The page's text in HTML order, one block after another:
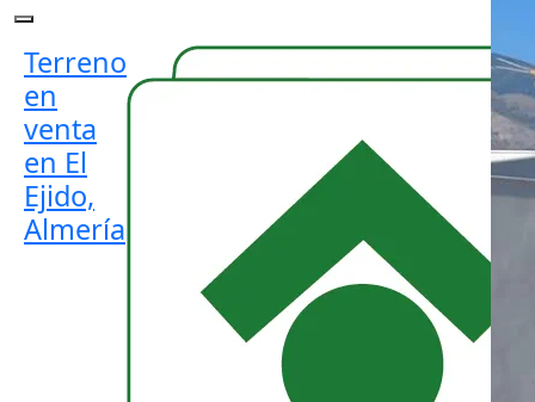
Terreno
en
venta
en El
Ejido,
Almería